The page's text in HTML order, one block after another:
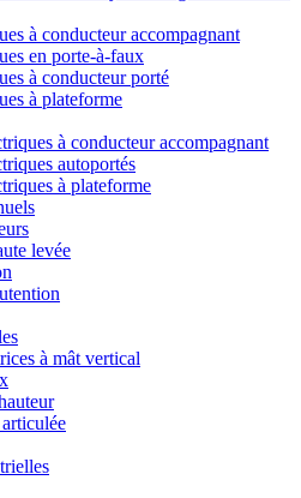
à conducteur accompagnant
en porte-à-faux
à conducteur porté
à plateforme
à conducteur accompagnant
autoportés
à plateforme
levée
à mât vertical